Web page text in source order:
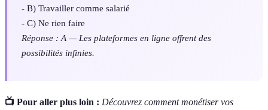
- B) Travailler comme salarié
- C) Ne rien faire
Réponse : A — Les plateformes en ligne offrent des
possibilités infinies.
📺 Pour aller plus loin : Découvrez comment monétiser vos